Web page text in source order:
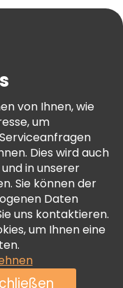
von Ihnen, wie
um
Dies wird auch
in unserer
Sie können der
Daten
uns kontaktieren.
um Ihnen eine